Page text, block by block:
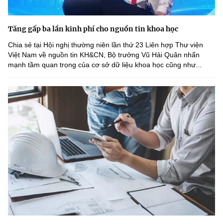
Tăng gấp ba lần kinh phí cho nguồn tin khoa học
Chia sẻ tại Hội nghị thường niên lần thứ 23 Liên hợp Thư viện
Việt Nam về nguồn tin KH&CN, Bộ trưởng Vũ Hải Quân nhấn
mạnh tầm quan trọng của cơ sở dữ liệu khoa học cũng như...